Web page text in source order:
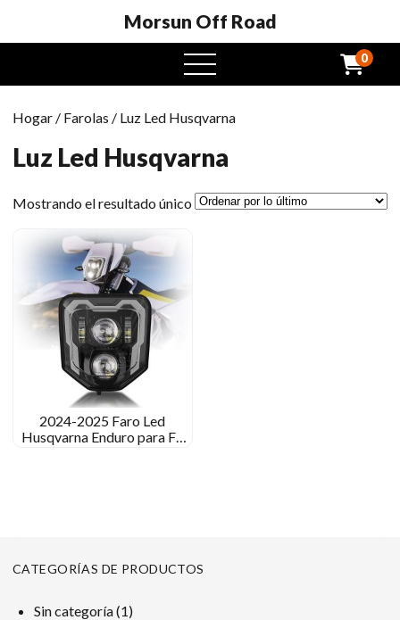
Morsun Off Road
Menú
abierto
0
Hogar / Farolas / Luz Led Husqvarna
Luz Led Husqvarna
Mostrando el resultado único
2024-2025 Faro Led
Husqvarna Enduro para FE
CATEGORÍAS DE PRODUCTOS
Sin categoría 11